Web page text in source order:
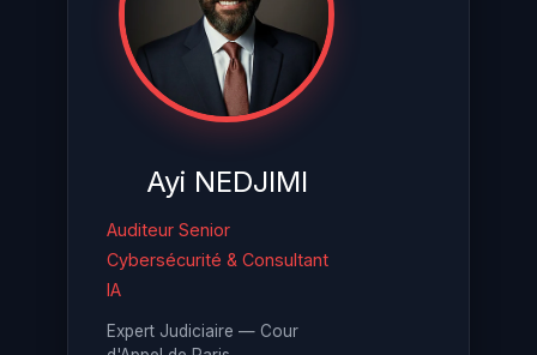
Ayi NEDJIMI
Auditeur Senior
Cybersécurité & Consultant
IA
Expert Judiciaire — Cour